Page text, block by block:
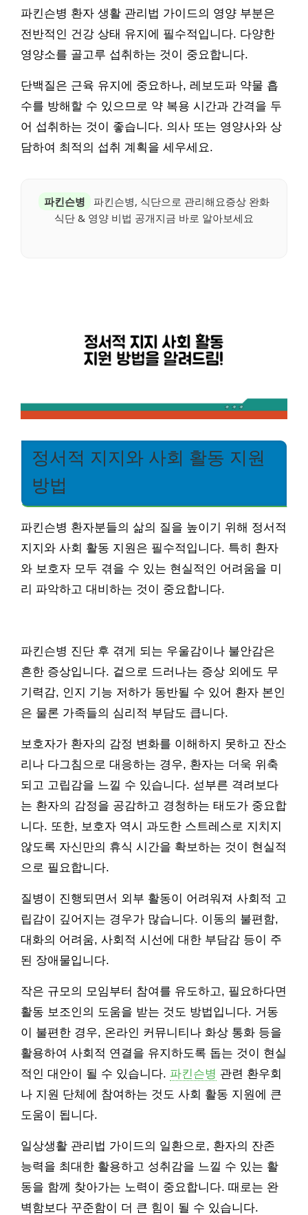
파킨슨병 환자 생활 관리법 가이드의 영양 부분은
전반적인 건강 상태 유지에 필수적입니다. 다양한
영양소를 골고루 섭취하는 것이 중요합니다.
단백질은 근육 유지에 중요하나, 레보도파 약물 흡
수를 방해할 수 있으므로 약 복용 시간과 간격을 두
어 섭취하는 것이 좋습니다. 의사 또는 영양사와 상
담하여 최적의 섭취 계획을 세우세요.
파킨슨병
파킨슨병, 식단으로 관리해요증상 완화
식단 & 영양 비법 공개지금 바로 알아보세요
정서적 지지와 사회 활동 지원
방법
파킨슨병 환자분들의 삶의 질을 높이기 위해 정서적
지지와 사회 활동 지원은 필수적입니다. 특히 환자
와 보호자 모두 겪을 수 있는 현실적인 어려움을 미
리 파악하고 대비하는 것이 중요합니다.
파킨슨병 진단 후 겪게 되는 우울감이나 불안감은
흔한 증상입니다. 겉으로 드러나는 증상 외에도 무
기력감, 인지 기능 저하가 동반될 수 있어 환자 본인
은 물론 가족들의 심리적 부담도 큽니다.
보호자가 환자의 감정 변화를 이해하지 못하고 잔소
리나 다그침으로 대응하는 경우, 환자는 더욱 위축
되고 고립감을 느낄 수 있습니다. 섣부른 격려보다
는 환자의 감정을 공감하고 경청하는 태도가 중요합
니다. 또한, 보호자 역시 과도한 스트레스로 지치지
않도록 자신만의 휴식 시간을 확보하는 것이 현실적
으로 필요합니다.
질병이 진행되면서 외부 활동이 어려워져 사회적 고
립감이 깊어지는 경우가 많습니다. 이동의 불편함,
대화의 어려움, 사회적 시선에 대한 부담감 등이 주
된 장애물입니다.
작은 규모의 모임부터 참여를 유도하고, 필요하다면
활동 보조인의 도움을 받는 것도 방법입니다. 거동
이 불편한 경우, 온라인 커뮤니티나 화상 통화 등을
활용하여 사회적 연결을 유지하도록 돕는 것이 현실
적인 대안이 될 수 있습니다. 파킨슨병 관련 환우회
나 지원 단체에 참여하는 것도 사회 활동 지원에 큰
도움이 됩니다.
일상생활 관리법 가이드의 일환으로, 환자의 잔존
능력을 최대한 활용하고 성취감을 느낄 수 있는 활
동을 함께 찾아가는 노력이 중요합니다. 때로는 완
벽함보다 꾸준함이 더 큰 힘이 될 수 있습니다.